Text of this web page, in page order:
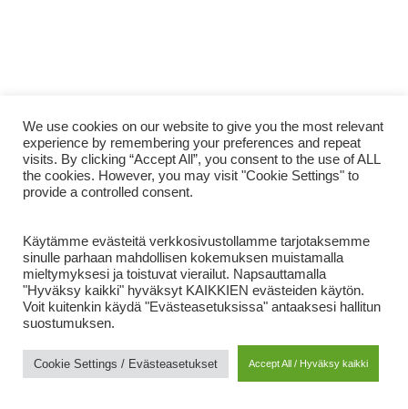
Metsänomistaja Noora – Ihmisen ääni -
podcast
We use cookies on our website to give you the most relevant
experience by remembering your preferences and repeat
visits. By clicking “Accept All”, you consent to the use of ALL
the cookies. However, you may visit "Cookie Settings" to
provide a controlled consent.
Käytämme evästeitä verkkosivustollamme tarjotaksemme
sinulle parhaan mahdollisen kokemuksen muistamalla
mieltymyksesi ja toistuvat vierailut. Napsauttamalla
"Hyväksy kaikki" hyväksyt KAIKKIEN evästeiden käytön.
Voit kuitenkin käydä "Evästeasetuksissa" antaaksesi hallitun
suostumuksen.
Cookie Settings / Evästeasetukset Accept All / Hyväksy kaikki